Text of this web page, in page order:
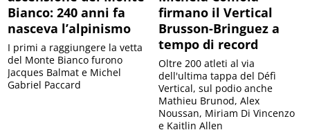
Bianco: 240 anni fa
nasceva l’alpinismo
I primi a raggiungere la vetta
del Monte Bianco furono
Jacques Balmat e Michel
Gabriel Paccard
firmano il Vertical
Brusson-Bringuez a
tempo di record
Oltre 200 atleti al via
dell'ultima tappa del Défì
Vertical, sul podio anche
Mathieu Brunod, Alex
Noussan, Miriam Di Vincenzo
e Kaitlin Allen